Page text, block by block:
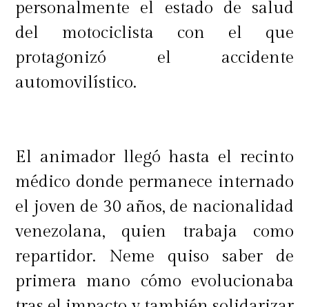
personalmente el estado de salud
del motociclista con el que
protagonizó el accidente
automovilístico.
El animador llegó hasta el recinto
médico donde permanece internado
el joven de 30 años, de nacionalidad
venezolana, quien trabaja como
repartidor. Neme quiso saber de
primera mano cómo evolucionaba